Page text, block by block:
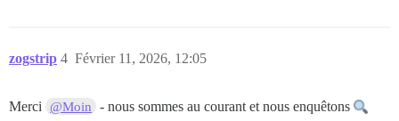
zogstrip Février 11, 2026, 12:05
4
Merci @Moin - nous sommes au courant et nous enquêtons